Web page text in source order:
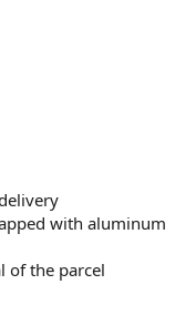
with aluminum
of the parcel